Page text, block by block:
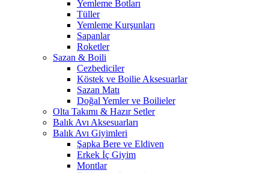
Yemleme Botları
Tüller
Yemleme Kurşunları
Sapanlar
Roketler
Sazan & Boili
Cezbediciler
Köstek ve Boilie Aksesuarlar
Sazan Matı
Doğal Yemler ve Boilieler
Olta Takımı & Hazır Setler
Balık Avı Aksesuarları
Balık Avı Giyimleri
Şapka Bere ve Eldiven
Erkek İç Giyim
Montlar